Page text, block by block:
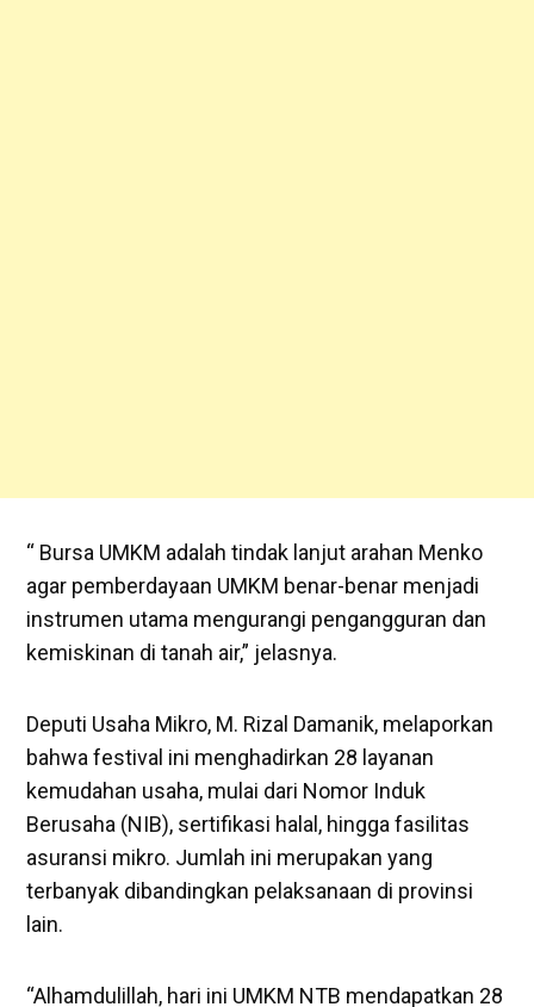
“ Bursa UMKM adalah tindak lanjut arahan Menko
agar pemberdayaan UMKM benar-benar menjadi
instrumen utama mengurangi pengangguran dan
kemiskinan di tanah air,” jelasnya.
Deputi Usaha Mikro, M. Rizal Damanik, melaporkan
bahwa festival ini menghadirkan 28 layanan
kemudahan usaha, mulai dari Nomor Induk
Berusaha (NIB), sertifikasi halal, hingga fasilitas
asuransi mikro. Jumlah ini merupakan yang
terbanyak dibandingkan pelaksanaan di provinsi
lain.
“Alhamdulillah, hari ini UMKM NTB mendapatkan 28